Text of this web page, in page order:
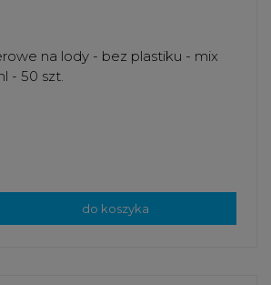
na lody - bez plastiku - mix
- 50 szt.
do koszyka